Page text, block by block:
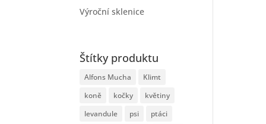
Výroční sklenice
Štítky produktu
Alfons Mucha
Klimt
koně
kočky
květiny
levandule
psi
ptáci